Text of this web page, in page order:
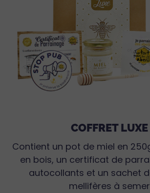
COFFRET LUXE
Contient un pot de miel en
en bois, un certificat de
autocollants et un sachet
mellifères à semer